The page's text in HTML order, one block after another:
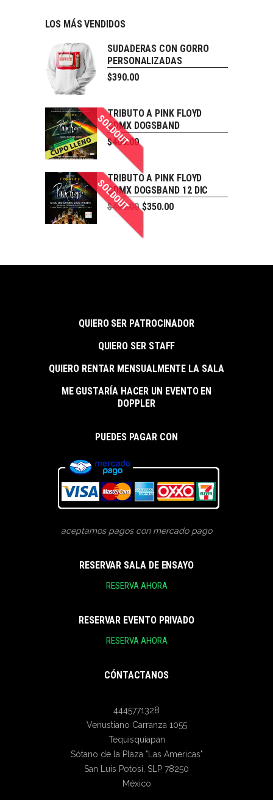
LOS MÁS VENDIDOS
SUDADERAS CON GORRO
PERSONALIZADAS
$390.00
SOLDOUT
TRIBUTO A PINK FLOYD
CDMX DOGSBAND
$400.00
SOLDOUT
TRIBUTO A PINK FLOYD
CDMX DOGSBAND 12 DIC
$400.00 $350.00
QUIERO SER PATROCINADOR
QUIERO SER STAFF
QUIERO RENTAR MENSUALMENTE LA SALA
ME GUSTARÍA HACER UN EVENTO EN
DOPPLER
PUEDES PAGAR CON
aceptamos pagos con mercado pago
RESERVAR SALA DE ENSAYO
RESERVA AHORA
RESERVAR EVENTO PRIVADO
RESERVA AHORA
CÓNTACTANOS
4445771328
Venustiano Carranza 1055
Tequisquiapan
Sótano de la Plaza "Las Americas"
San Luis Potosí, SLP 78250
México